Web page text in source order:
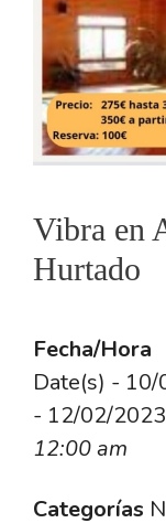
Vibra en
Hurtado
Fecha/Hora
Date(s) -
- 12/02/2023
12:00 am
Categorías